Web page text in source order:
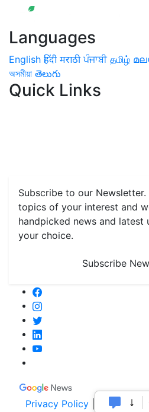
Languages
English हिंदी मराठी ਪੰਜਾਬੀ தமிழ்
অসমীয়া తెలుగు
Quick Links
Subscribe to our
topics of your interest and
handpicked news and latest
your choice.
Subscribe
Privacy Policy Terms of